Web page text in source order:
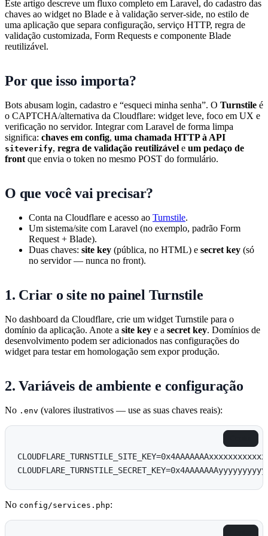
Este artigo descreve um fluxo completo em Laravel, do cadastro das
chaves ao widget no Blade e à validação server-side, no estilo de
uma aplicação que separa configuração, serviço HTTP, regra de
validação customizada, Form Requests e componente Blade
reutilizável.
Por que isso importa?
Bots abusam login, cadastro e “esqueci minha senha”. O Turnstile é
o CAPTCHA/alternativa da Cloudflare: widget leve, foco em UX e
verificação no servidor. Integrar com Laravel de forma limpa
significa: chaves em config, uma chamada HTTP à API
siteverify, regra de validação reutilizável e um pedaço de
front que envia o token no mesmo POST do formulário.
O que você vai precisar?
Conta na Cloudflare e acesso ao Turnstile.
Um sistema/site com Laravel (no exemplo, padrão Form
Request + Blade).
Duas chaves: site key (pública, no HTML) e secret key (só
no servidor — nunca no front).
1. Criar o site no painel Turnstile
No dashboard da Cloudflare, crie um widget Turnstile para o
domínio da aplicação. Anote a site key e a secret key. Domínios de
desenvolvimento podem ser adicionados nas configurações do
widget para testar em homologação sem expor produção.
2. Variáveis de ambiente e configuração
No .env (valores ilustrativos — use as suas chaves reais):
No config/services.php: